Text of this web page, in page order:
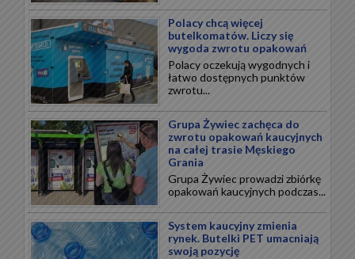
Polacy chcą więcej
butelkomatów. Liczy się
wygoda zwrotu opakowań
Polacy oczekują wygodnych i
łatwo dostępnych punktów
zwrotu...
Grupa Żywiec zachęca do
zwrotu opakowań kaucyjnych
na całej trasie Męskiego
Grania
Grupa Żywiec prowadzi zbiórkę
opakowań kaucyjnych podczas...
System kaucyjny zmienia
rynek. Butelki PET umacniają
swoją pozycję